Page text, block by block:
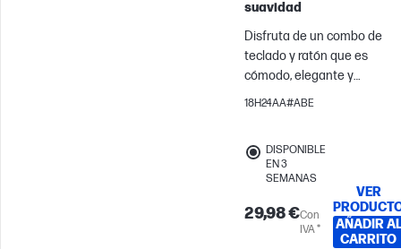
suavidad
Disfruta de un combo de
teclado y ratón que es
cómodo, elegante y
silencioso. Puedes rendir al
gracias a los atajos de
teclado y a las baterías de
larga duración, podrás
mantener la productividad
durante todo el día.
18H24AA#ABE
DISPONIBLE
EN 3
SEMANAS
29,98 €Con
IVA *
VER
AÑADIR AL
CARRITO